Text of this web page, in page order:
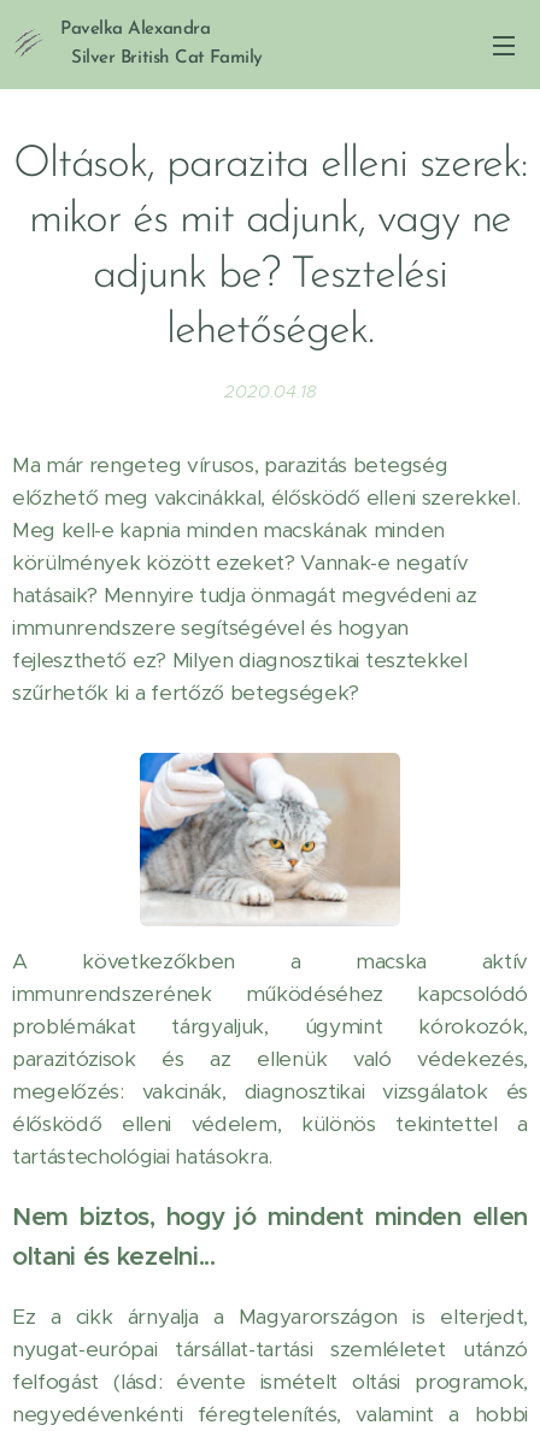
Pavelka Alexandra
Silver British Cat Family
Oltások, parazita elleni szerek:
mikor és mit adjunk, vagy ne
adjunk be? Tesztelési
lehetőségek.
2020.04.18
Ma már rengeteg vírusos, parazitás betegség
előzhető meg vakcinákkal, élősködő elleni szerekkel.
Meg kell-e kapnia minden macskának minden
körülmények között ezeket? Vannak-e negatív
hatásaik? Mennyire tudja önmagát megvédeni az
immunrendszere segítségével és hogyan
fejleszthető ez? Milyen diagnosztikai tesztekkel
szűrhetők ki a fertőző betegségek?
A következőkben a macska aktív
immunrendszerének működéséhez kapcsolódó
problémákat tárgyaljuk, úgymint kórokozók,
parazitózisok és az ellenük való védekezés,
megelőzés: vakcinák, diagnosztikai vizsgálatok és
élősködő elleni védelem, különös tekintettel a
tartástechológiai hatásokra.
Nem biztos, hogy jó mindent minden ellen
oltani és kezelni...
Ez a cikk árnyalja a Magyarországon is elterjedt,
nyugat-európai társállat-tartási szemléletet utánzó
felfogást (lásd: évente ismételt oltási programok,
negyedévenkénti féregtelenítés, valamint a hobbi